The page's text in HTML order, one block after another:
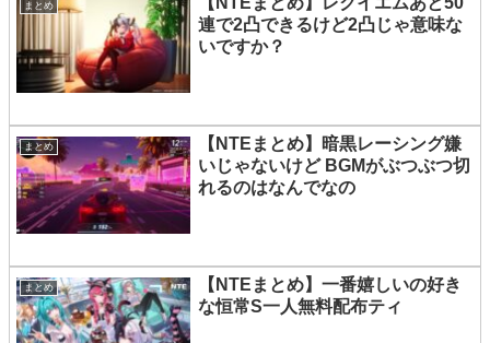
まとめ
連で2凸できるけど2凸じゃ意味な
いですか？
まとめ
【NTEまとめ】暗黒レーシング嫌
いじゃないけど BGMがぶつぶつ切
れるのはなんでなの
まとめ
【NTEまとめ】一番嬉しいの好き
な恒常S一人無料配布ティ